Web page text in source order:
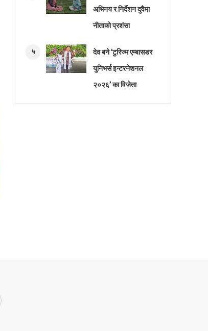
अभिनय र निर्देशन दुवैमा
नीताको प्रशंसा
५
देव बने ‘टुरिज्म एम्बासडर
युनिभर्स इन्टरनेशनल
२०२६’ का विजेता